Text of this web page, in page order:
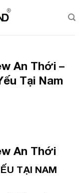
An Thới –
Tại Nam
An Thới
TẠI NAM